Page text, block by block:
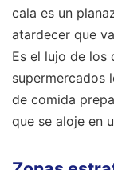
cala es un
atardecer que
Es el lujo de los
supermercados
de comida
que se aloje en